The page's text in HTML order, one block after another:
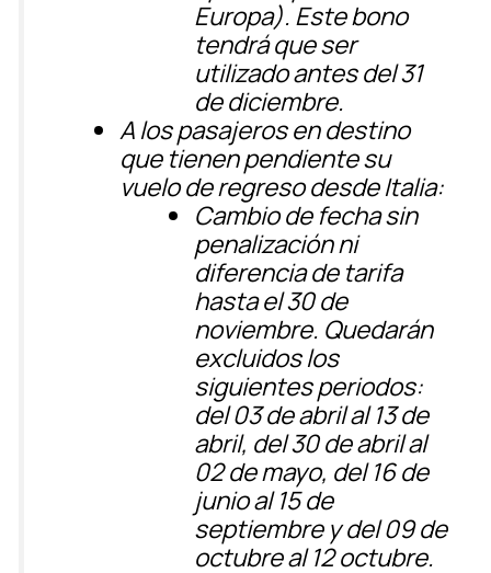
Europa). Este bono
tendrá que ser
utilizado antes del 31
de diciembre.
A lospasajeros en destino
que tienen pendiente su
vuelo de regreso desdeItalia:
Cambio de fecha sin
penalización ni
diferencia de tarifa
hasta el 30 de
noviembre. Quedarán
excluidos los
siguientes periodos:
del 03 de abril al 13 de
abril, del 30 de abril al
02 de mayo, del 16 de
junio al 15 de
septiembre y del 09 de
octubre al 12 octubre.